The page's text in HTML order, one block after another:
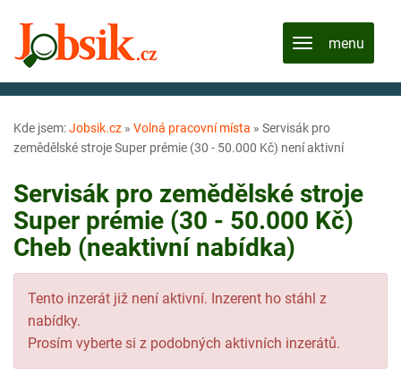
Kde jsem:Jobsik.cz » Volná pracovní místa » Servisák pro
zemědělské stroje Super prémie (30 - 50.000 Kč) není aktivní
Servisák pro zemědělské stroje
Super prémie (30 - 50.000 Kč)
Cheb (neaktivní nabídka)
Tento inzerát již není aktivní. Inzerent ho stáhl z
nabídky.
Prosím vyberte si z podobných aktivních inzerátů.